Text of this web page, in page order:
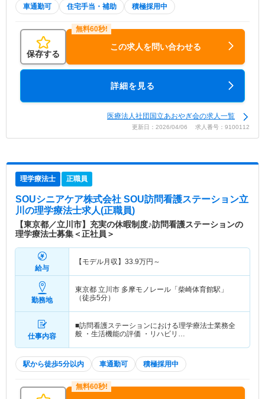
車通勤可 住宅手当・補助 積極採用中
保存する
この求人を問い合わせる
詳細を見る
医療法人社団国立あおやぎ会の求人一覧
更新日：2026/04/06 求人番号：9100112
理学療法士 正職員
SOUシニアケア株式会社 SOU訪問看護ステーション立
川 の理学療法士求人(正職員)
【東京都／立川市】充実の休暇制度♪訪問看護ステーションの
理学療法士募集＜正社員＞
給与
【モデル月収】 33.9万円～
勤務地
東京都 立川市 多摩モノレール「柴崎体育館駅」
（徒歩5分）
仕事内容
■訪問看護ステーションにおける理学療法士業務全
般 ・生活機能の評価 ・リハビリ…
駅から徒歩5分以内 車通勤可 積極採用中